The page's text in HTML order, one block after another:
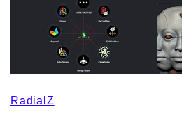
RadialZ